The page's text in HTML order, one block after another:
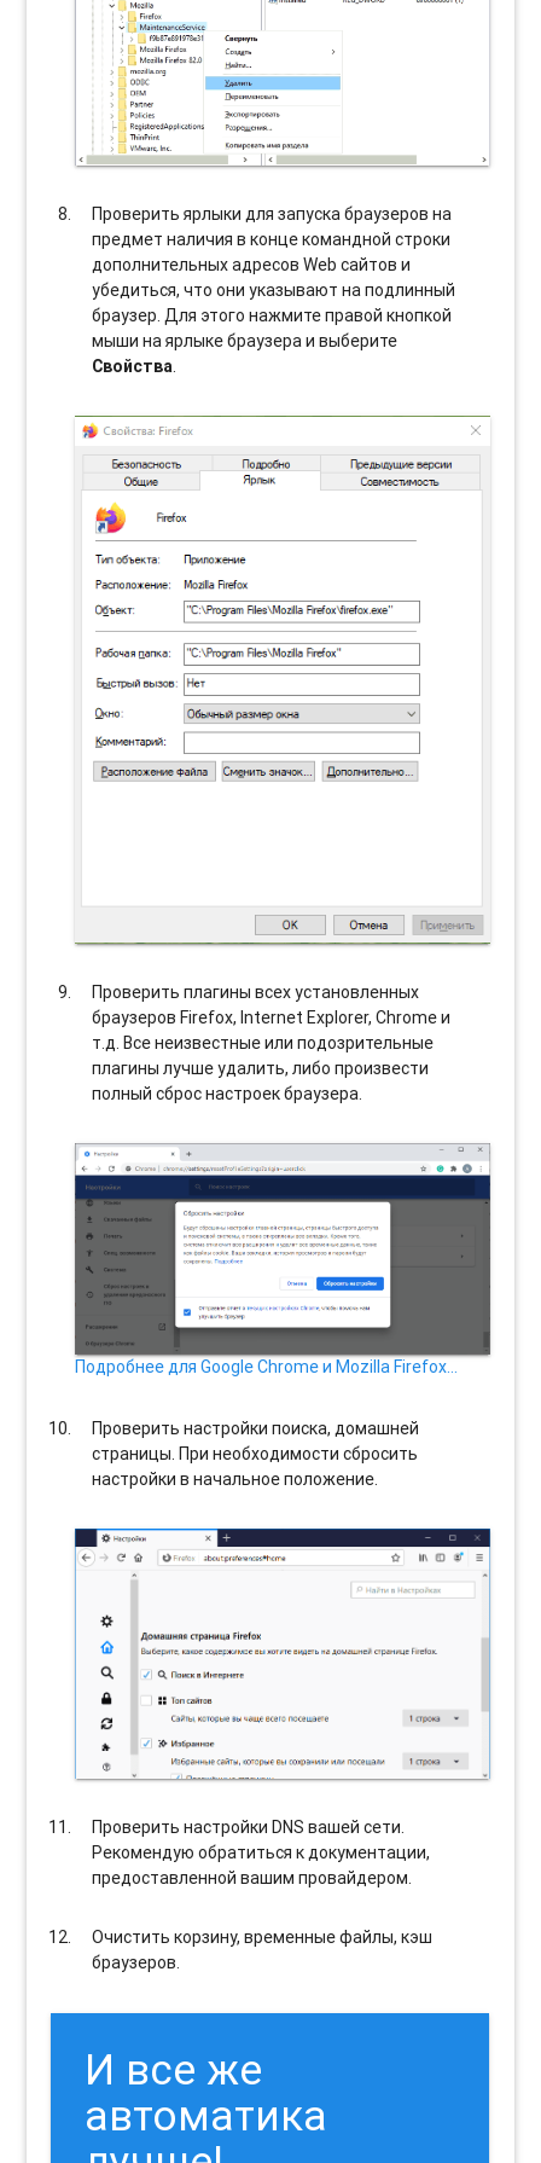
Проверить ярлыки для запуска браузеров на
предмет наличия в конце командной строки
дополнительных адресов Web сайтов и
убедиться, что они указывают на подлинный
браузер. Для этого нажмите правой кнопкой
мыши на ярлыке браузера и выберите
Свойства.
Проверить плагины всех установленных
браузеров Firefox, Internet Explorer, Chrome и
т.д. Все неизвестные или подозрительные
плагины лучше удалить, либо произвести
полный сброс настроек браузера.
Подробнее для Google Chrome и Mozilla Firefox…
Проверить настройки поиска, домашней
страницы. При необходимости сбросить
настройки в начальное положение.
Проверить настройки DNS вашей сети.
Рекомендую обратиться к документации,
предоставленной вашим провайдером.
Очистить корзину, временные файлы, кэш
браузеров.
И все же
автоматика